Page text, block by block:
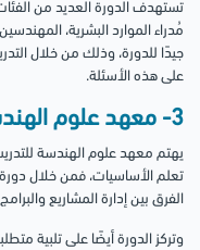
تستهدف الدورة العديد من
مُدراء الموارد البشرية،
جيدًا للدورة، وذلك من خلال
على هذه الأسئلة.
3- معهد علوم الهندسة للتدريب
يهتم معهد علوم الهندسة
الفرق بين إدارة المشاريع
وتركز الدورة أيضًا على تلبية